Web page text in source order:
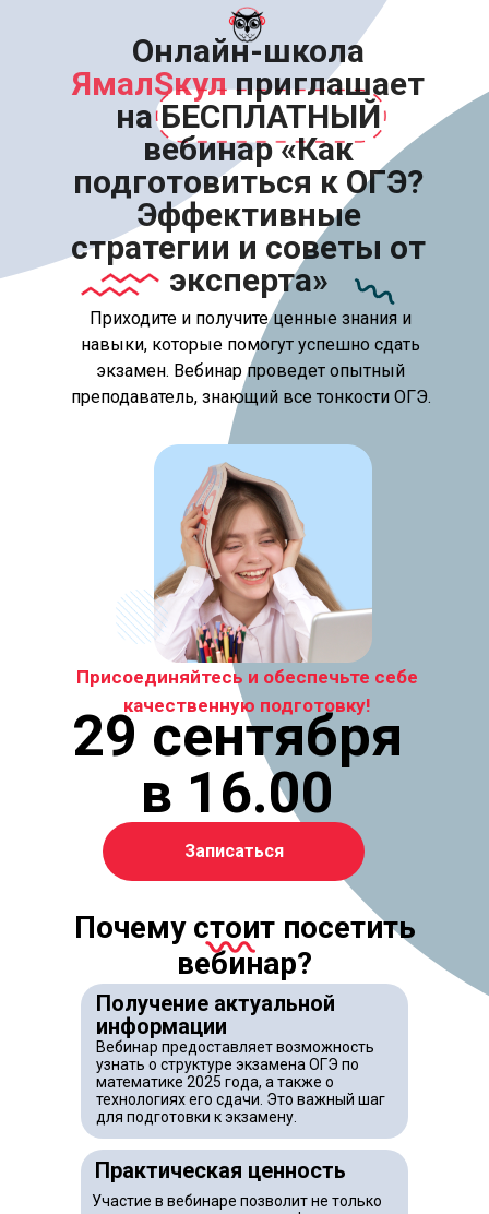
Онлайн-школа
ЯмалSкулприглашает
на БЕСПЛАТНЫЙ
вебинар «Как
подготовиться к ОГЭ?
Эффективные
стратегии и советы от
эксперта»
Приходите и получите ценные знания и
навыки, которые помогут успешно сдать
экзамен. Вебинар проведет опытный
преподаватель, знающий все тонкости ОГЭ.
Записаться
Присоединяйтесь и обеспечьте себе
качественную подготовку!
29 сентября
в 16.00
Получение актуальной
информации
Вебинар предоставляет возможность
узнать о структуре экзамена ОГЭ по
математике 2025 года, а также о
технологиях его сдачи. Это важный шаг
для подготовки к экзамену.
Почему стоит посетить
вебинар?
Практическая ценность
Участие в вебинаре позволит не только